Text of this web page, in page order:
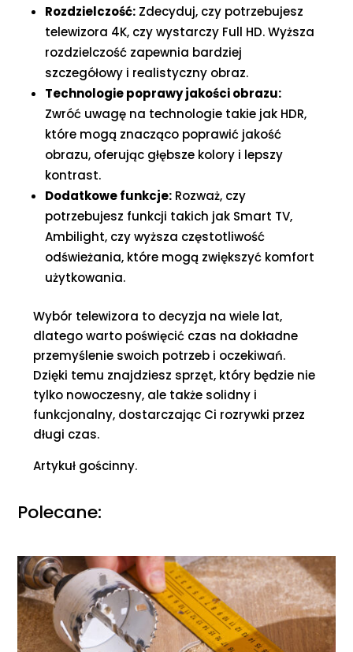
Rozdzielczość: Zdecyduj, czy potrzebujesz
telewizora 4K, czy wystarczy Full HD. Wyższa
rozdzielczość zapewnia bardziej
szczegółowy i realistyczny obraz.
Technologie poprawy jakości obrazu:
Zwróć uwagę na technologie takie jak HDR,
które mogą znacząco poprawić jakość
obrazu, oferując głębsze kolory i lepszy
kontrast.
Dodatkowe funkcje: Rozważ, czy
potrzebujesz funkcji takich jak Smart TV,
Ambilight, czy wyższa częstotliwość
odświeżania, które mogą zwiększyć komfort
użytkowania.
Wybór telewizora to decyzja na wiele lat,
dlatego warto poświęcić czas na dokładne
przemyślenie swoich potrzeb i oczekiwań.
Dzięki temu znajdziesz sprzęt, który będzie nie
tylko nowoczesny, ale także solidny i
funkcjonalny, dostarczając Ci rozrywki przez
długi czas.
Artykuł gościnny.
Polecane: